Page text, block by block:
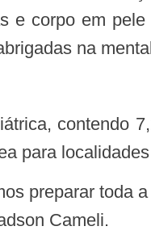
e corpo em
na
para
Cameli.